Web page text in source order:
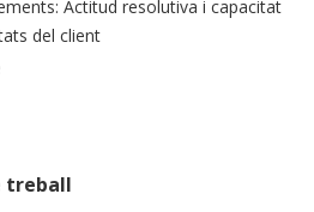
Actitud resolutiva i capacitat
del client
treball